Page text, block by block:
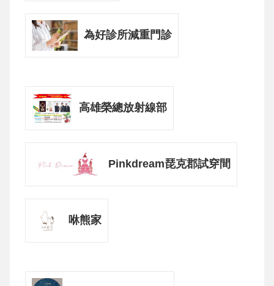
為好診所減重門診
高雄榮總放射線部
Pinkdream琵克郡試穿間
咻熊家